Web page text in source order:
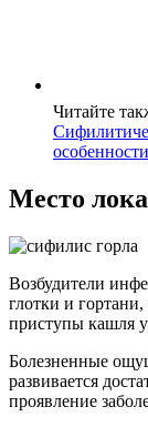
Читайте
Место
Возбудители
глотки и
приступы кашля
Болезненные
развивается
проявление